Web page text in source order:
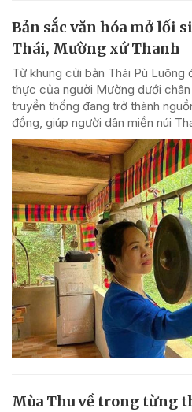
Bản sắc văn hóa mở lối
Thái, Mường xứ Thanh
Từ khung cửi bản Thái Pù Luông
thực của người Mường dưới
truyền thống đang trở thành
đồng, giúp người dân miền núi
Mùa Thu về trong từng